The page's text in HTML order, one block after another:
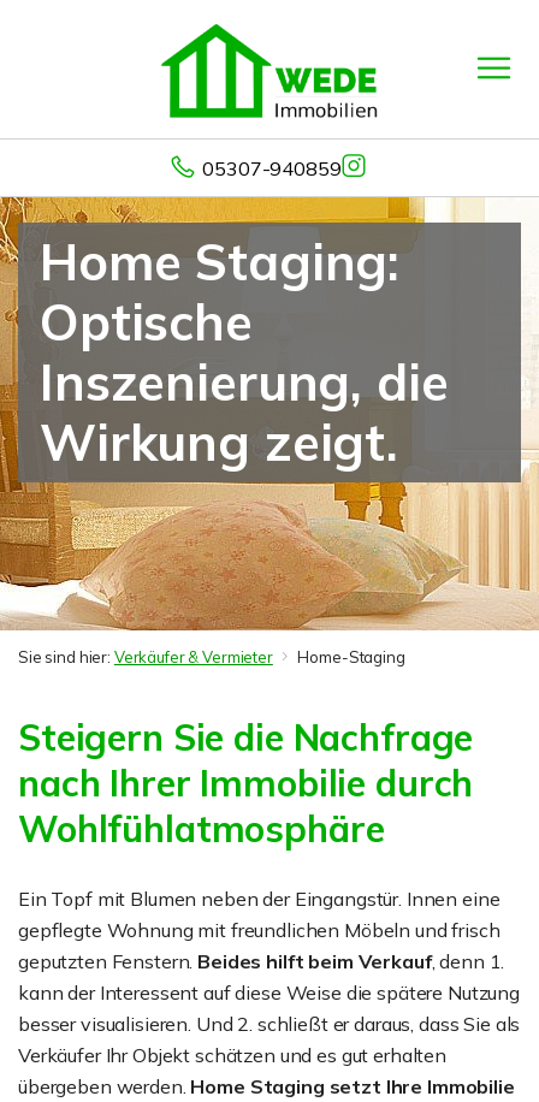
05307-940859
Home Staging:
Optische
Inszenierung, die
Wirkung zeigt.
Sie sind hier: Verkäufer & Vermieter Home-Staging
Steigern Sie die Nachfrage
nach Ihrer Immobilie durch
Wohlfühlatmosphäre
Ein Topf mit Blumen neben der Eingangstür. Innen eine
gepflegte Wohnung mit freundlichen Möbeln und frisch
geputzten Fenstern. Beides hilft beim Verkauf, denn 1.
kann der Interessent auf diese Weise die spätere Nutzung
besser visualisieren. Und 2. schließt er daraus, dass Sie als
Verkäufer Ihr Objekt schätzen und es gut erhalten
übergeben werden. Home Staging setzt Ihre Immobilie